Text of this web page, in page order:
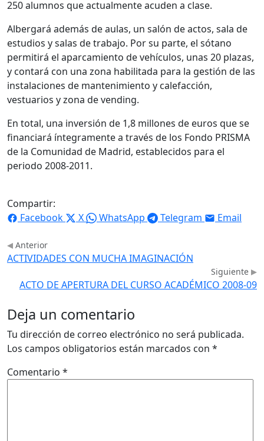
250 alumnos que actualmente acuden a clase.
Albergará además de aulas, un salón de actos, sala de
estudios y salas de trabajo. Por su parte, el sótano
permitirá el aparcamiento de vehículos, unas 20 plazas,
y contará con una zona habilitada para la gestión de las
instalaciones de mantenimiento y calefacción,
vestuarios y zona de vending.
En total, una inversión de 1,8 millones de euros que se
financiará íntegramente a través de los Fondo PRISMA
de la Comunidad de Madrid, establecidos para el
periodo 2008-2011.
Compartir:
Facebook
X WhatsApp Telegram Email
Anterior
ACTIVIDADES CON MUCHA IMAGINACIÓN
Siguiente
ACTO DE APERTURA DEL CURSO ACADÉMICO 2008-09
Deja un comentario
Tu dirección de correo electrónico no será publicada.
Los campos obligatorios están marcados con *
Comentario *